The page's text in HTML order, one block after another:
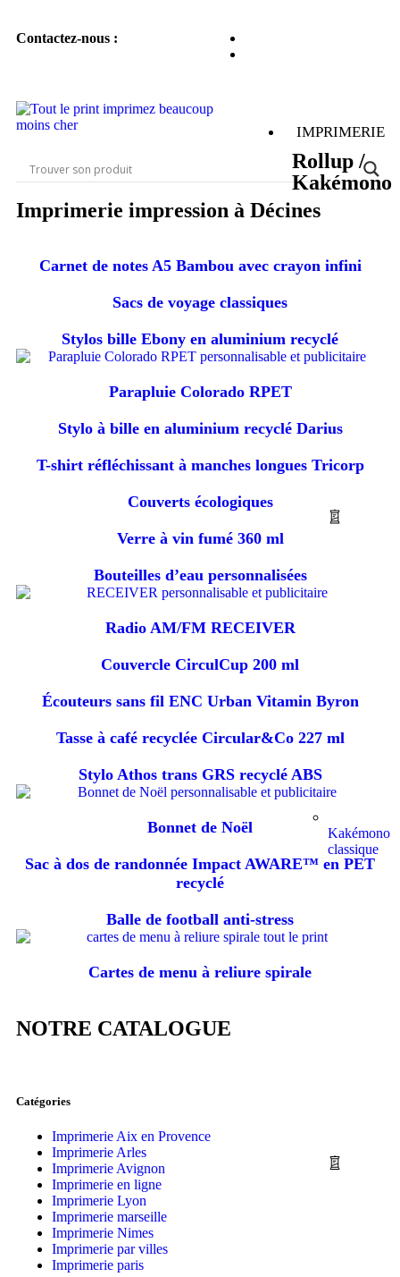
Contactez-nous :
IMPRIMERIE
Rollup /
Kakémono
Kakémono
classique
Imprimerie impression à Décines
Carnet de notes A5 Bambou avec crayon infini
Sacs de voyage classiques
Stylos bille Ebony en aluminium recyclé
Parapluie Colorado RPET
Stylo à bille en aluminium recyclé Darius
T-shirt réfléchissant à manches longues Tricorp
Couverts écologiques
Verre à vin fumé 360 ml
Bouteilles d’eau personnalisées
Radio AM/FM RECEIVER
Couvercle CirculCup 200 ml
Écouteurs sans fil ENC Urban Vitamin Byron
Tasse à café recyclée Circular&Co 227 ml
Stylo Athos trans GRS recyclé ABS
Bonnet de Noël
Sac à dos de randonnée Impact AWARE™ en PET
recyclé
Balle de football anti-stress
Cartes de menu à reliure spirale
NOTRE CATALOGUE
Catégories
Imprimerie Aix en Provence
Imprimerie Arles
Imprimerie Avignon
Imprimerie en ligne
Imprimerie Lyon
Imprimerie marseille
Imprimerie Nimes
Imprimerie par villes
Imprimerie paris